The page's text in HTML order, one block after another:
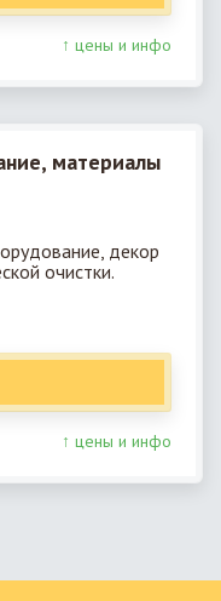
↑ цены и инфо
материалы
декор
очистки.
↑ цены и инфо